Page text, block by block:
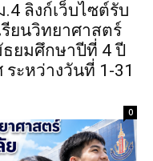
ลิงก์เว็บไซต์รับ
รียนวิทยาศาสตร์
ยมศึกษาปีที่ 4 ปี
ะหว่างวันที่ 1-31
0